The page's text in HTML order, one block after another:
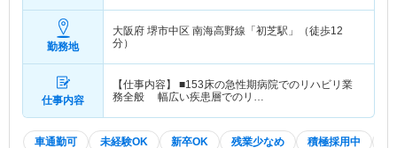
勤務地
大阪府 堺市中区 南海高野線「初芝駅」（徒歩12
分）
仕事内容
【仕事内容】 ■153床の急性期病院でのリハビリ業
務全般 幅広い疾患層でのリ…
車通勤可 未経験OK 新卒OK 残業少なめ 積極採用中